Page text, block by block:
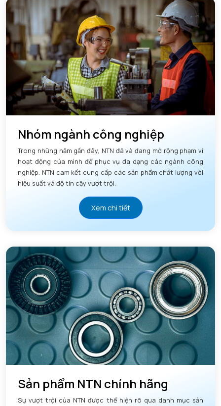
Nhóm ngành công nghiệp
Trong những năm gần đây, NTN đã và đang mở rộng phạm vi
hoạt động của mình để phục vụ đa dạng các ngành công
nghiệp. NTN cam kết cung cấp các sản phẩm chất lượng với
hiệu suất và độ tin cậy vượt trội.
Xem chi tiết
Sản phẩm NTN chính hãng
Sự vượt trội của NTN được thể hiện rõ qua danh mục sản